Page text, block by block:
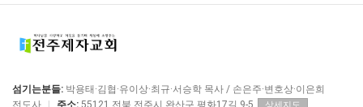
섬기는분들: 박용태·김협·유이상·최규·서승학 목사 / 손은주·변호상·이은희